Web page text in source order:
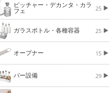
ピッチャー・デカンタ・カラ
フェ 25
ガラスボトル・各種容器 25
オープナー 15
バー設備 29